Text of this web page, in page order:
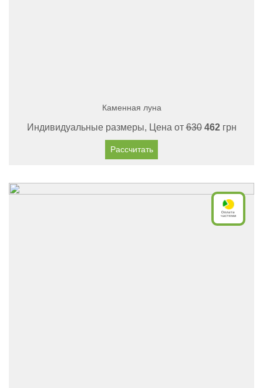
Каменная луна
Индивидуальные размеры, Цена от630 462грн
Рассчитать